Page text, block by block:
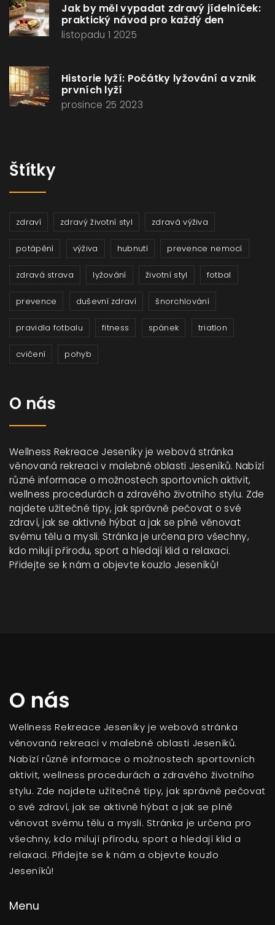
Jak by měl vypadat zdravý jídelníček:
praktický návod pro každý den
listopadu 1 2025
Historie lyží: Počátky lyžování a vznik
prvních lyží
prosince 25 2023
Štítky
zdraví zdravý životní styl zdravá výživa
potápění výživa hubnutí prevence nemocí
zdravá strava lyžování životní styl fotbal
prevence duševní zdraví šnorchlování
pravidla fotbalu fitness spánek triatlon
cvičení pohyb
O nás
Wellness Rekreace Jeseníky je webová stránka
věnovaná rekreaci v malebné oblasti Jeseníků. Nabízí
různé informace o možnostech sportovních aktivit,
wellness procedurách a zdravého životního stylu. Zde
najdete užitečné tipy, jak správně pečovat o své
zdraví, jak se aktivně hýbat a jak se plně věnovat
svému tělu a mysli. Stránka je určena pro všechny,
kdo milují přírodu, sport a hledají klid a relaxaci.
Přidejte se k nám a objevte kouzlo Jeseníků!
O nás
Wellness Rekreace Jeseníky je webová stránka
věnovaná rekreaci v malebné oblasti Jeseníků.
Nabízí různé informace o možnostech sportovních
aktivit, wellness procedurách a zdravého životního
stylu. Zde najdete užitečné tipy, jak správně pečovat
o své zdraví, jak se aktivně hýbat a jak se plně
věnovat svému tělu a mysli. Stránka je určena pro
všechny, kdo milují přírodu, sport a hledají klid a
relaxaci. Přidejte se k nám a objevte kouzlo
Jeseníků!
Menu